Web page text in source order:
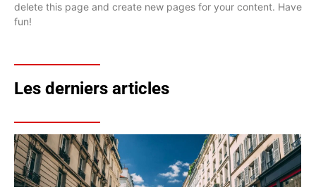
delete this page and create new pages for your content. Have
fun!
Les derniers articles